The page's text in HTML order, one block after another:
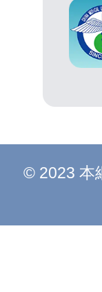
© 2023 本